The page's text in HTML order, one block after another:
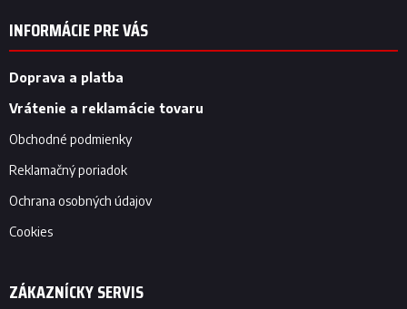
INFORMÁCIE PRE VÁS
Doprava a platba
Vrátenie a reklamácie tovaru
Obchodné podmienky
Reklamačný poriadok
Ochrana osobných údajov
Cookies